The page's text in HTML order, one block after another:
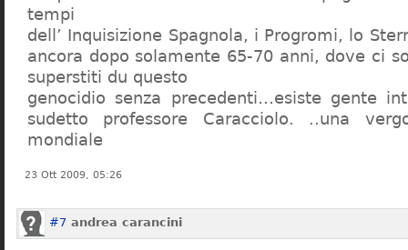
tempi
dell’ Inquisizione Spagnola, i Progromi, lo
ancora dopo solamente 65-70 anni, dove ci
superstiti du questo
genocidio senza precedenti…esiste gente
sudetto professore Caracciolo. ..una
mondiale
23 Ott 2009, 05:26
#7 andrea carancini